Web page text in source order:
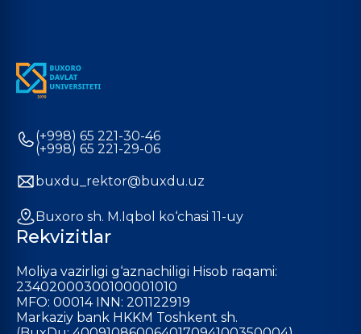
(+998) 65 221-30-46
(+998) 65 221-29-06
buxdu_rektor@buxdu.uz
Buxoro sh. M.Iqbol ko‘chasi 11-uy
Rekvizitlar
Moliya vazirligi g‘aznachiligi Hisob raqami:
23402000300100001010
MFO: 00014 INN: 201122919
Markaziy bank HKKM Toshkent sh.